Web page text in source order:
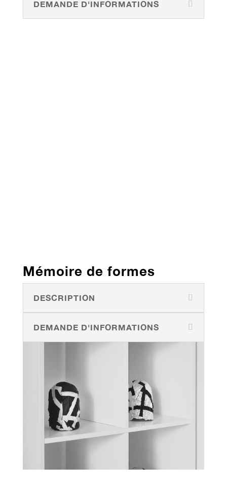
DEMANDE D'INFORMATIONS
Mémoire de formes
DESCRIPTION
DEMANDE D'INFORMATIONS